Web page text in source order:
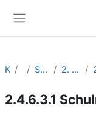
Kurse Archiv
Sommersemester 2018 2. Institut für Musikpädagogik
2.4.6.3.1